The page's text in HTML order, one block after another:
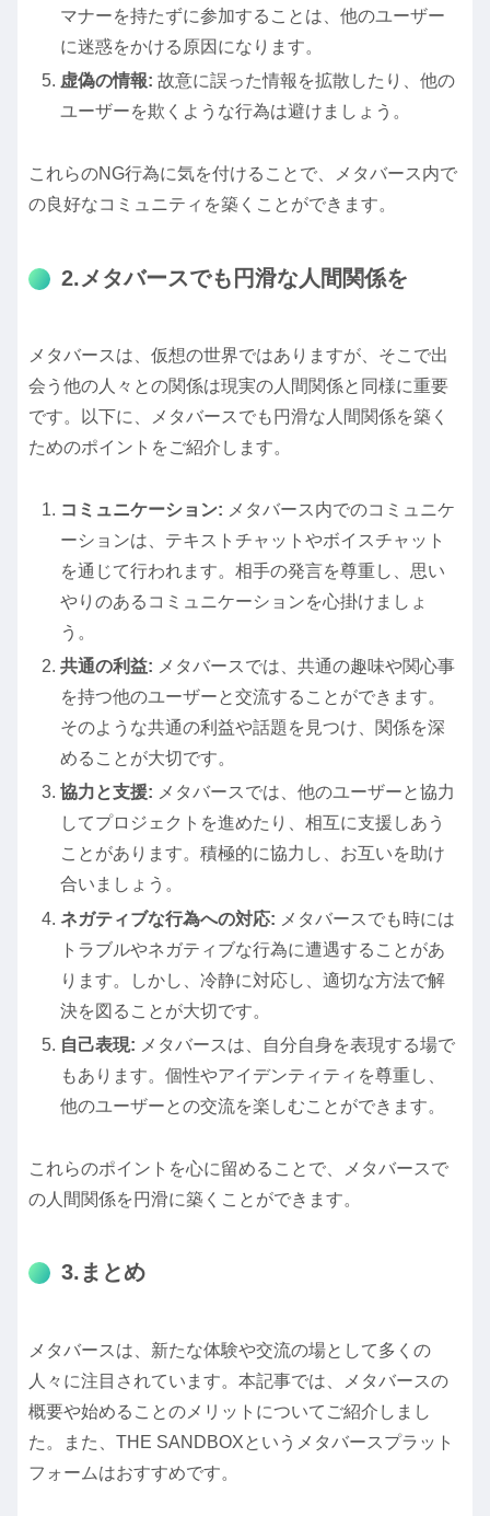
マナーを持たずに参加することは、他のユーザー
に迷惑をかける原因になります。
虚偽の情報: 故意に誤った情報を拡散したり、他の
ユーザーを欺くような行為は避けましょう。
これらのNG行為に気を付けることで、メタバース内で
の良好なコミュニティを築くことができます。
2.メタバースでも円滑な人間関係を
メタバースは、仮想の世界ではありますが、そこで出
会う他の人々との関係は現実の人間関係と同様に重要
です。以下に、メタバースでも円滑な人間関係を築く
ためのポイントをご紹介します。
コミュニケーション: メタバース内でのコミュニケ
ーションは、テキストチャットやボイスチャット
を通じて行われます。相手の発言を尊重し、思い
やりのあるコミュニケーションを心掛けましょ
う。
共通の利益: メタバースでは、共通の趣味や関心事
を持つ他のユーザーと交流することができます。
そのような共通の利益や話題を見つけ、関係を深
めることが大切です。
協力と支援: メタバースでは、他のユーザーと協力
してプロジェクトを進めたり、相互に支援しあう
ことがあります。積極的に協力し、お互いを助け
合いましょう。
ネガティブな行為への対応: メタバースでも時には
トラブルやネガティブな行為に遭遇することがあ
ります。しかし、冷静に対応し、適切な方法で解
決を図ることが大切です。
自己表現: メタバースは、自分自身を表現する場で
もあります。個性やアイデンティティを尊重し、
他のユーザーとの交流を楽しむことができます。
これらのポイントを心に留めることで、メタバースで
の人間関係を円滑に築くことができます。
3.まとめ
メタバースは、新たな体験や交流の場として多くの
人々に注目されています。本記事では、メタバースの
概要や始めることのメリットについてご紹介しまし
た。また、THE SANDBOXというメタバースプラット
フォームはおすすめです。